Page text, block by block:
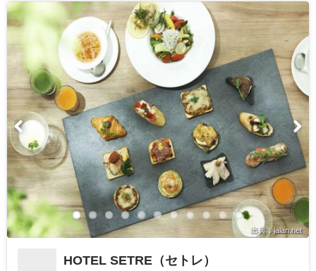
出典：jalan.net
HOTEL SETRE（セトレ）